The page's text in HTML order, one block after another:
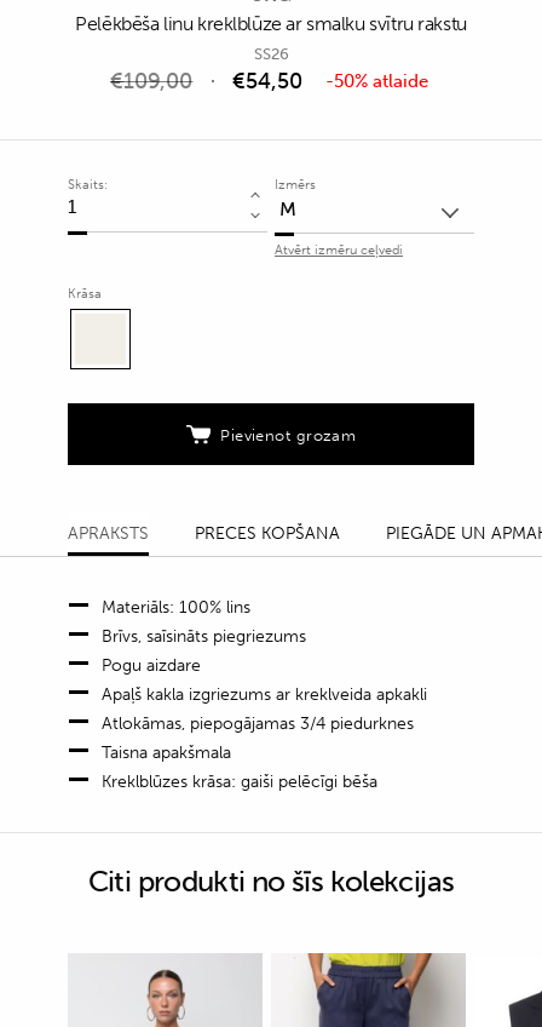
Pelēkbēša linu kreklblūze ar smalku svītru rakstu
SS26
€109,00 €54,50 -50% atlaide
Skaits:
Pelēkbēša
linu
ar
Izmērs
Atvērt izmēru ceļvedi
Krāsa
Pievienot grozam
APRAKSTS PRECES KOPŠANA PIEGĀDE UN
Materiāls: 100% lins
Brīvs, saīsināts piegriezums
Pogu aizdare
Apaļš kakla izgriezums ar kreklveida apkakli
Atlokāmas, piepogājamas 3/4 piedurknes
Taisna apakšmala
Kreklblūzes krāsa: gaiši pelēcīgi bēša
Citi produkti no šīs kolekcijas